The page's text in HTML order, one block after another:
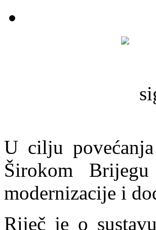
U cilju
Širokom
modernizacije i
Riječ je o